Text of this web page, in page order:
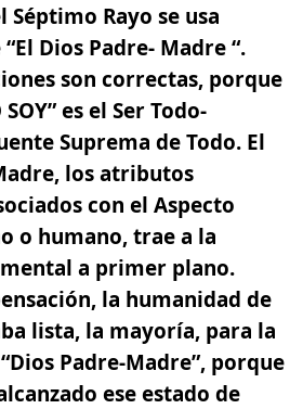
Séptimo Rayo se usa
“El Dios Padre- Madre “.
son correctas, porque
es el Ser Todo-
Suprema de Todo. El
los atributos
con el Aspecto
o humano, trae a la
a primer plano.
la humanidad de
lista, la mayoría, para la
Padre-Madre”, porque
ese estado de